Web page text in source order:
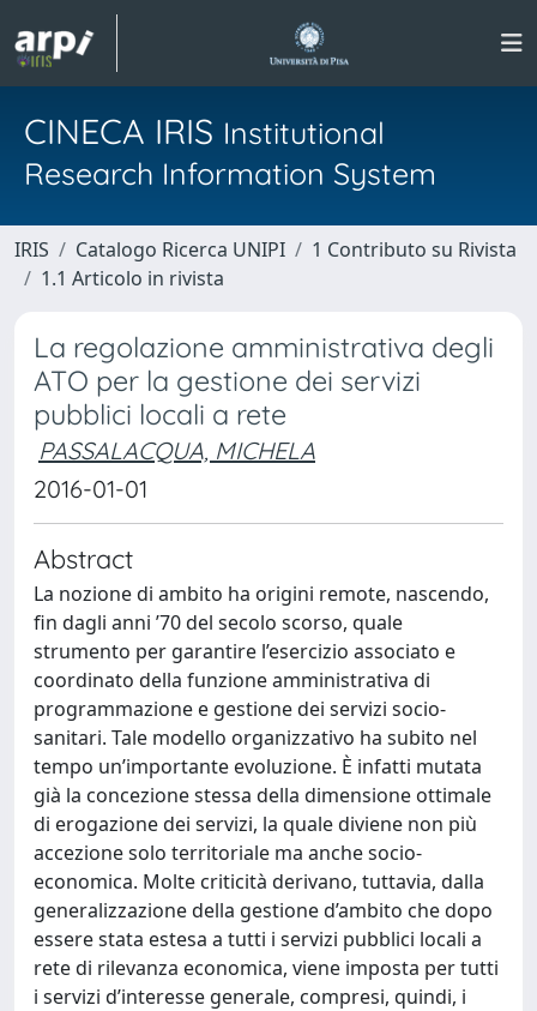
CINECA IRIS Institutional
Research Information System
IRIS Catalogo Ricerca UNIPI
1 Contributo su Rivista
1.1 Articolo in rivista
La regolazione amministrativa degli
ATO per la gestione dei servizi
pubblici locali a rete
PASSALACQUA, MICHELA
2016-01-01
Abstract
La nozione di ambito ha origini remote, nascendo,
fin dagli anni ’70 del secolo scorso, quale
strumento per garantire l’esercizio associato e
coordinato della funzione amministrativa di
programmazione e gestione dei servizi socio-
sanitari. Tale modello organizzativo ha subito nel
tempo un’importante evoluzione. È infatti mutata
già la concezione stessa della dimensione ottimale
di erogazione dei servizi, la quale diviene non più
accezione solo territoriale ma anche socio-
economica. Molte criticità derivano, tuttavia, dalla
generalizzazione della gestione d’ambito che dopo
essere stata estesa a tutti i servizi pubblici locali a
rete di rilevanza economica, viene imposta per tutti
i servizi d’interesse generale, compresi, quindi, i